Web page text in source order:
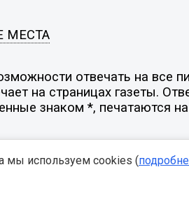
МЕСТА
отвечать на все
на страницах газеты.
знаком *, печатаются
мы используем cookies (